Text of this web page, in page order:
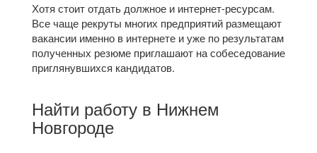
Хотя стоит отдать должное и интернет-ресурсам.
Все чаще рекруты многих предприятий размещают
вакансии именно в интернете и уже по результатам
полученных резюме приглашают на собеседование
приглянувшихся кандидатов.
Найти работу в Нижнем
Новгороде